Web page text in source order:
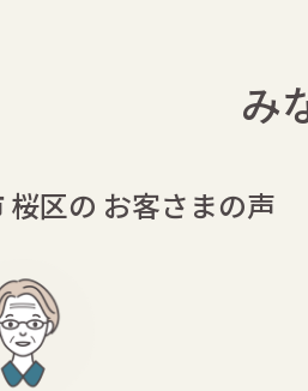
み
区の お客さまの声